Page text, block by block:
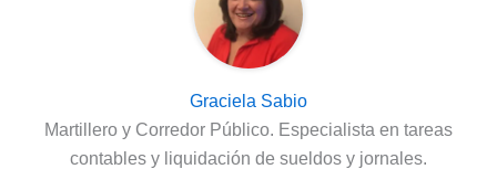
Graciela Sabio
Martillero y Corredor Público. Especialista en tareas
contables y liquidación de sueldos y jornales.